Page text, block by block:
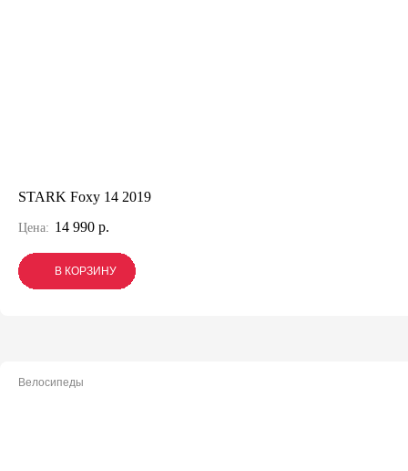
STARK Foxy 14 2019
Цена: 14 990 р.
В КОРЗИНУ
В КОРЗИНУ
В КОРЗИНУ
Велосипеды